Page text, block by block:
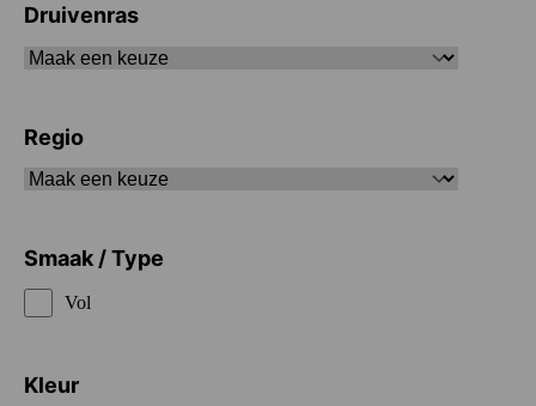
Druivenras
Regio
Smaak / Type
Vol
Kleur